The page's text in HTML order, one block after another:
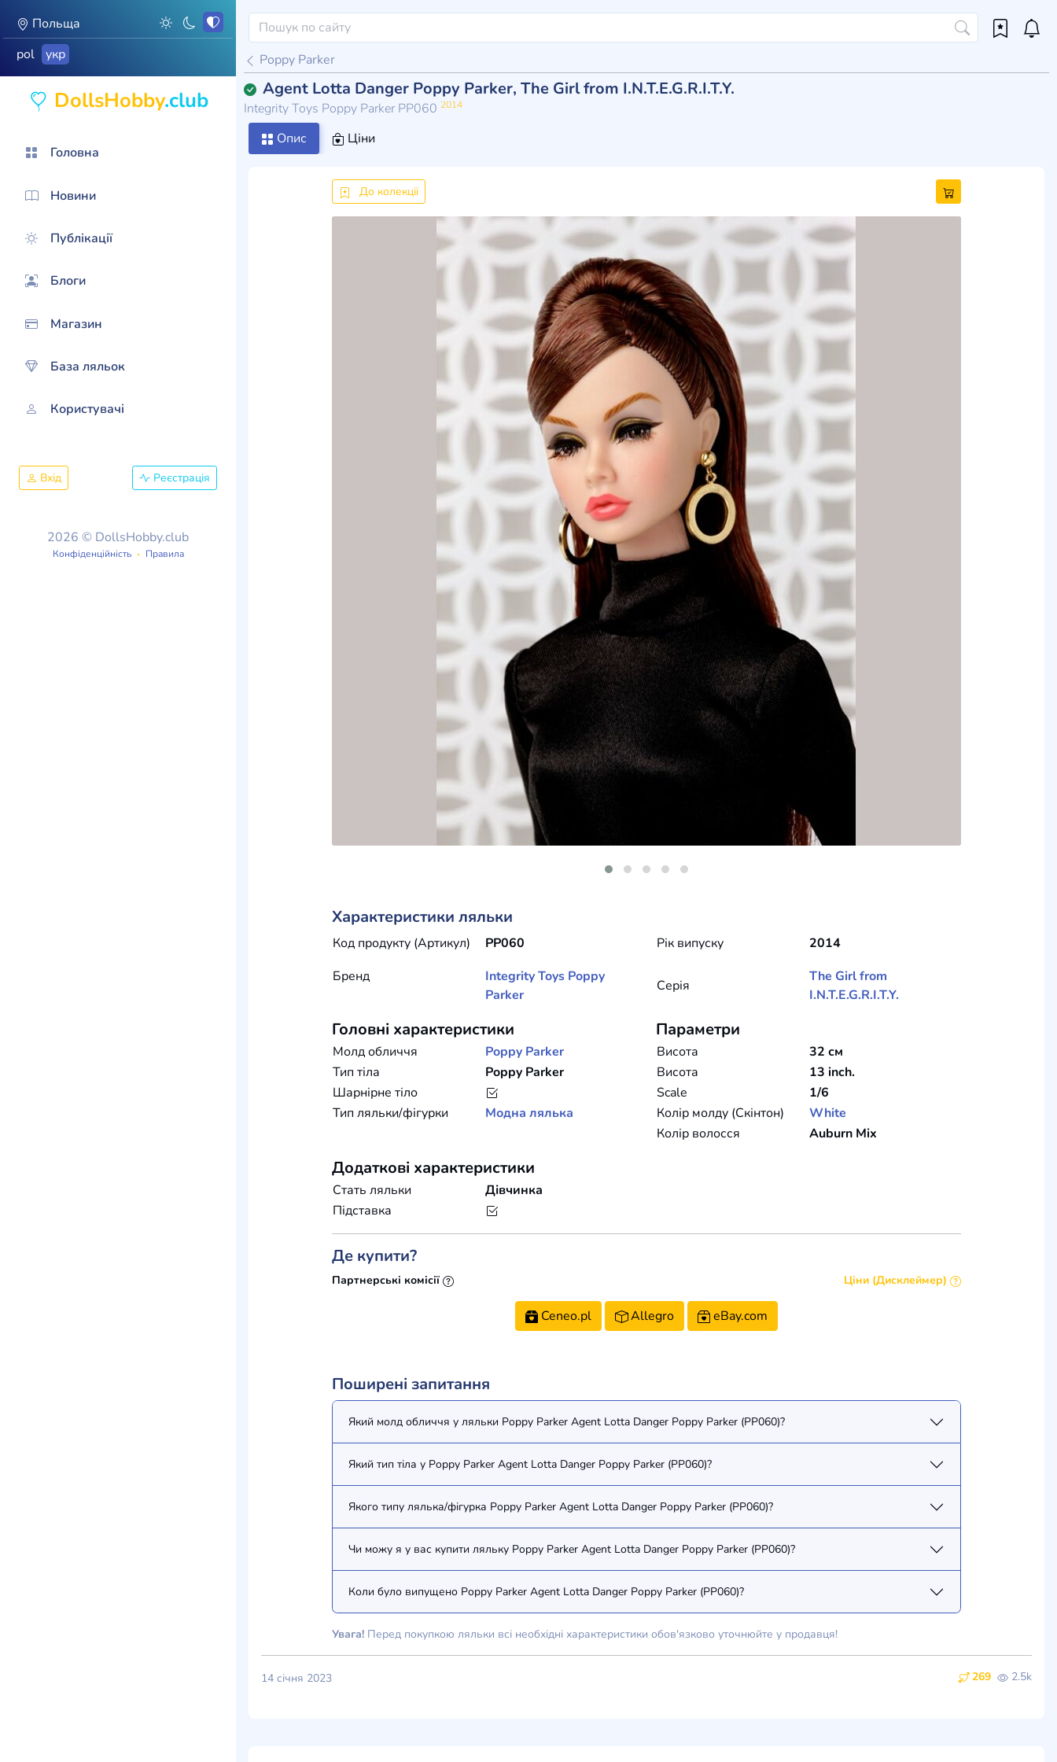
Польща
pol
укр
DollsHobby.club
Головна
Новини
Публікації
Блоги
Магазин
База ляльок
Користувачі
Вхід Реєстрація
2026 © DollsHobby.club
Конфіденційність Правила
Poppy Parker
Agent Lotta Danger Poppy Parker, The Girl from I.N.T.E.G.R.I.T.Y.
Integrity Toys Poppy Parker PP060 2014
Опис Ціни
До колекції
Характеристики ляльки
Код продукту (Артикул) PP060 Рік випуску
2014
Бренд
Integrity Toys Poppy
Parker
Серія
The Girl from
I.N.T.E.G.R.I.T.Y.
Головні характеристики
Молд обличчя
Poppy Parker
Тип тіла
Poppy Parker
Шарнірне тіло
Тип ляльки/фігурки
Модна лялька
Параметри
Висота
32 см
Висота
13 inch.
Scale
1/6
Колір молду (Скінтон)
White
Колір волосся
Auburn Mix
Додаткові характеристики
Стать ляльки
Дівчинка
Підставка
Де купити?
Партнерські комісії Ціни (Дисклеймер)
Ceneo.pl Allegro eBay.com
Поширені запитання
Який молд обличчя у ляльки Poppy Parker Agent Lotta Danger Poppy Parker (PP060)?
Який тип тіла у Poppy Parker Agent Lotta Danger Poppy Parker (PP060)?
Якого типу лялька/фігурка Poppy Parker Agent Lotta Danger Poppy Parker (PP060)?
Чи можу я у вас купити ляльку Poppy Parker Agent Lotta Danger Poppy Parker (PP060)?
Коли було випущено Poppy Parker Agent Lotta Danger Poppy Parker (PP060)?
Увага! Перед покупкою ляльки всі необхідні характеристики обов'язково уточнюйте у продавця!
269 2.5k
14 січня 2023